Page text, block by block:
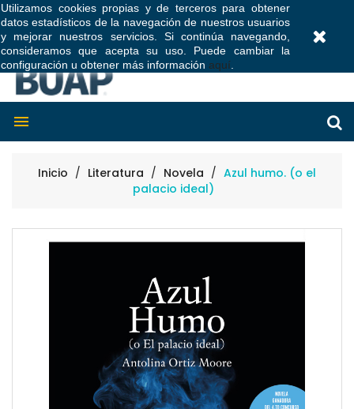
Utilizamos cookies propias y de terceros para obtener
datos estadísticos de la navegación de nuestros usuarios
y mejorar nuestros servicios. Si continúa navegando,
consideramos que acepta su uso. Puede cambiar la
configuración u obtener más información aquí

Inicio Literatura Novela
Azul humo. (o el
palacio ideal)